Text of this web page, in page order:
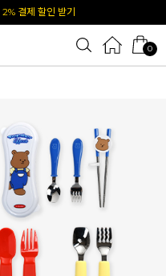
2% 결제 할인 받기
0